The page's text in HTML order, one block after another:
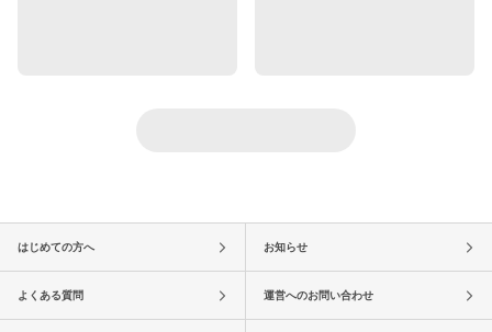
はじめての方へ お知らせ
よくある質問 運営へのお問い合わせ